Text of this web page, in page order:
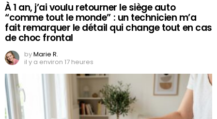
À 1 an, j’ai voulu retourner le siège auto
“comme tout le monde” : un technicien m’a
fait remarquer le détail qui change tout en cas
de choc frontal
byMarie R.
il y a environ 17 heures